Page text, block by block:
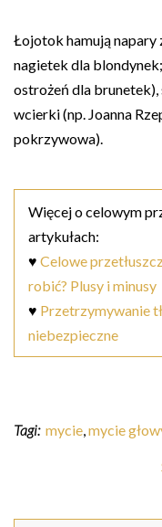
Łojotok hamują napary
nagietek dla
ostrożeń dla
wcierki (np. Joanna
pokrzywowa).
Więcej o celowym
artykułach:
♥ Celowe
robić? Plusy i minusy
♥ Przetrzymywanie
niebezpieczne
Tagi: mycie,mycie